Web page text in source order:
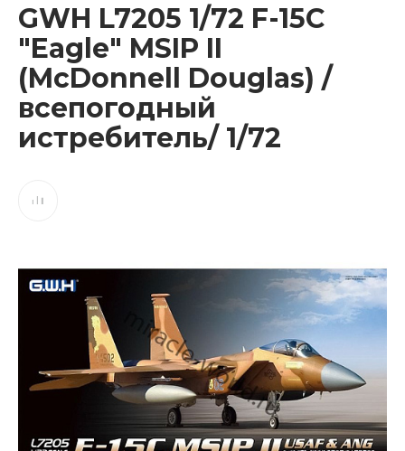
GWH L7205 1/72 F-15C
"Eagle" MSIP II
(McDonnell Douglas) /
всепогодный
истребитель/ 1/72